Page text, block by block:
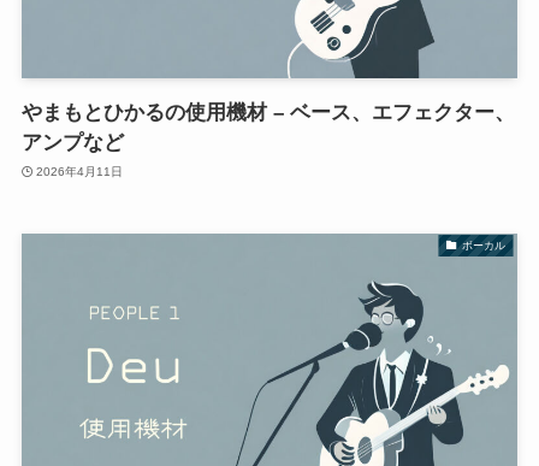
やまもとひかるの使用機材 – ベース、エフェクター、
アンプなど
2026年4月11日
ボーカル